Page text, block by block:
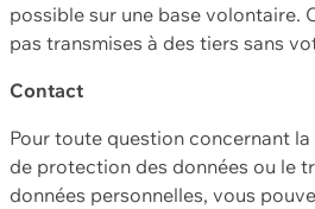
possible sur une base volontaire.
pas transmises à des tiers sans
Contact
Pour toute question concernant
de protection des données ou le
données personnelles, vous